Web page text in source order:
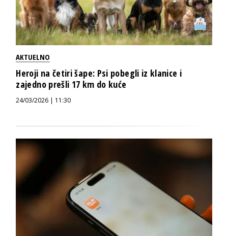
AKTUELNO
Heroji na četiri šape: Psi pobegli iz klanice i
zajedno prešli 17 km do kuće
24/03/2026 | 11:30